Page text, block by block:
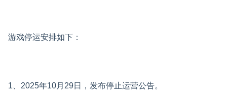
游戏停运安排如下：
1、2025年10月29日，发布停止运营公告。